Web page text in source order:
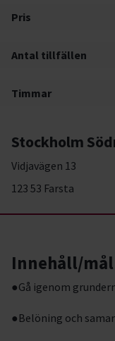
Pris
Antal tillfällen
Timmar
Stockholm
Vidjavägen 13
123 53 Farsta
Innehåll/
●Gå igenom
●Belöning och